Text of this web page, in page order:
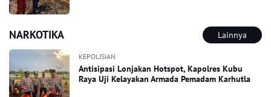
NARKOTIKA Lainnya
KEPOLISIAN
Antisipasi Lonjakan Hotspot, Kapolres Kubu
Raya Uji Kelayakan Armada Pemadam Karhutla